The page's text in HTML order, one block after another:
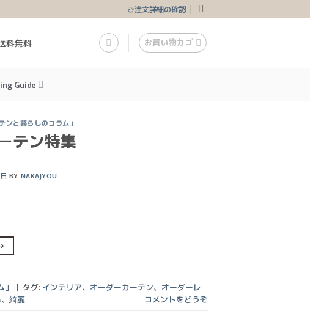
ご注文詳細の確認
お買い物カゴ
Guide
ンと暮らしのコラム」
テン特集
BY NAKAJYOU
| タグ: インテリア、 オーダーカーテン、 オーダーレ
、 綺麗 コメントをどうぞ